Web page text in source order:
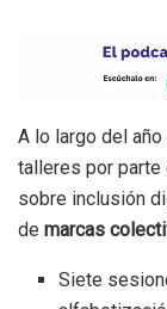
A lo largo del
talleres por
sobre inclusión
de marcas
Siete